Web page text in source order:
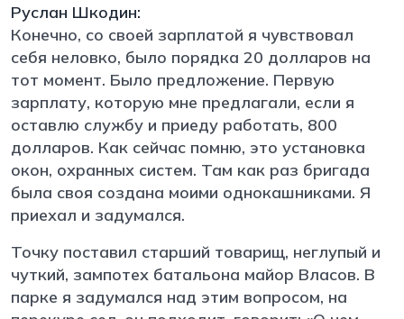
Руслан Шкодин:
Конечно, со своей зарплатой я чувствовал
себя неловко, было порядка 20 долларов на
тот момент. Было предложение. Первую
зарплату, которую мне предлагали, если я
оставлю службу и приеду работать, 800
долларов. Как сейчас помню, это установка
окон, охранных систем. Там как раз бригада
была своя создана моими однокашниками. Я
приехал и задумался.
Точку поставил старший товарищ, неглупый и
чуткий, зампотех батальона майор Власов. В
парке я задумался над этим вопросом, на